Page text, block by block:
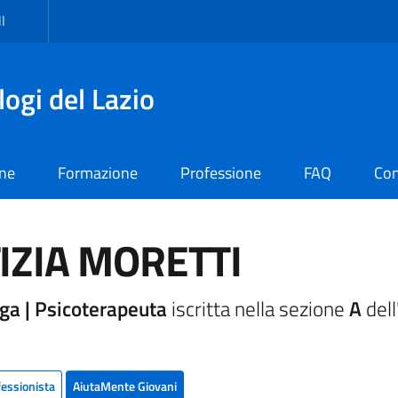
del Lazio
Formazione Professione FAQ
MORETTI
| Psicoterapeuta iscritta nella sezioneA
AiutaMente Giovani